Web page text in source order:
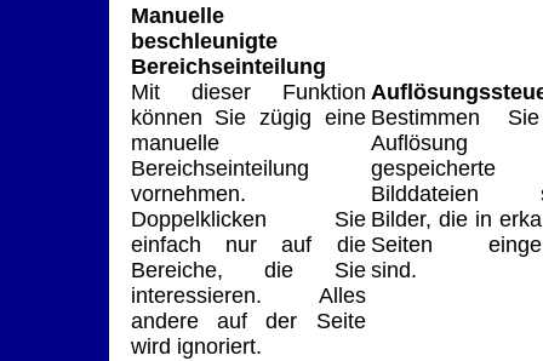
Manuelle
beschleunigte
Bereichseinteilung
Mit dieser Funktion
können Sie zügig eine
manuelle
Bereichseinteilung
vornehmen.
Doppelklicken Sie
einfach nur auf die
Bereiche, die Sie
interessieren. Alles
andere auf der Seite
wird ignoriert.
Bestimmen
gespeicherte
Bilddateien
Bilder, die in
Seiten
sind.